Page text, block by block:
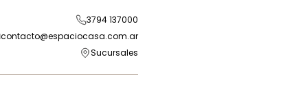
3794 137000
contacto@espaciocasa.com.ar
Sucursales